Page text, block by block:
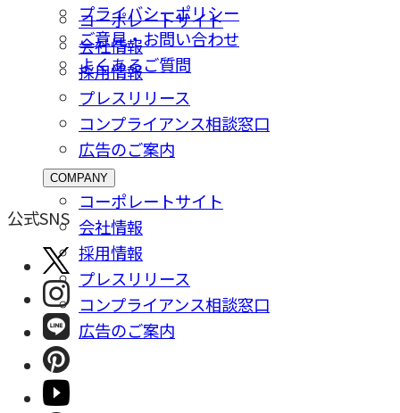
プライバシーポリシー
ご意⾒・お問い合わせ
よくあるご質問
コーポレートサイト
会社情報
採⽤情報
プレスリリース
コンプライアンス相談窓⼝
広告のご案内
COMPANY
コーポレートサイト
会社情報
採⽤情報
プレスリリース
コンプライアンス相談窓⼝
広告のご案内
公式SNS